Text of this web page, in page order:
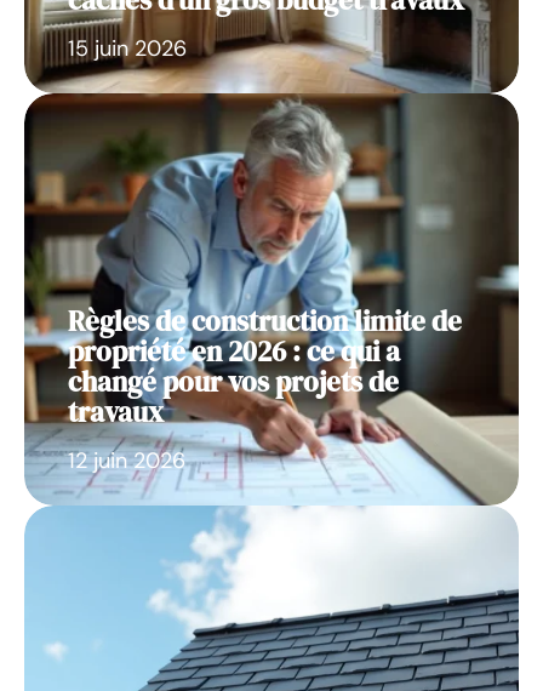
15 juin 2026
Règles de construction limite de
propriété en 2026 : ce qui a
changé pour vos projets de
travaux
12 juin 2026